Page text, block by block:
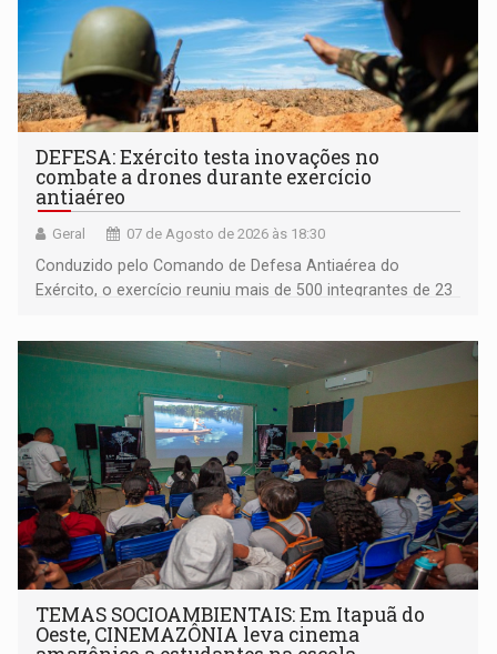
DEFESA: Exército testa inovações no
combate a drones durante exercício
antiaéreo
Geral 07 de Agosto de 2026 às 18:30
Conduzido pelo Comando de Defesa Antiaérea do
Exército, o exercício reuniu mais de 500 integrantes de 23
TEMAS SOCIOAMBIENTAIS: Em Itapuã do
Oeste, CINEMAZÔNIA leva cinema